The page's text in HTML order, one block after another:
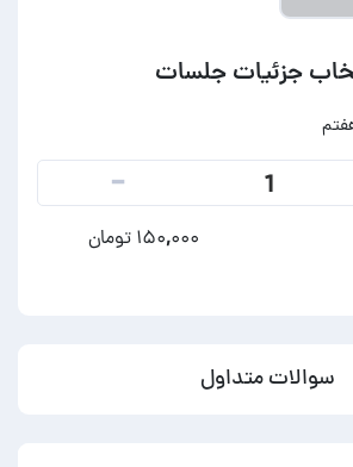
جزئیات جلسات
1
-
۱۵۰,۰۰۰ تومان
سوالات متداول